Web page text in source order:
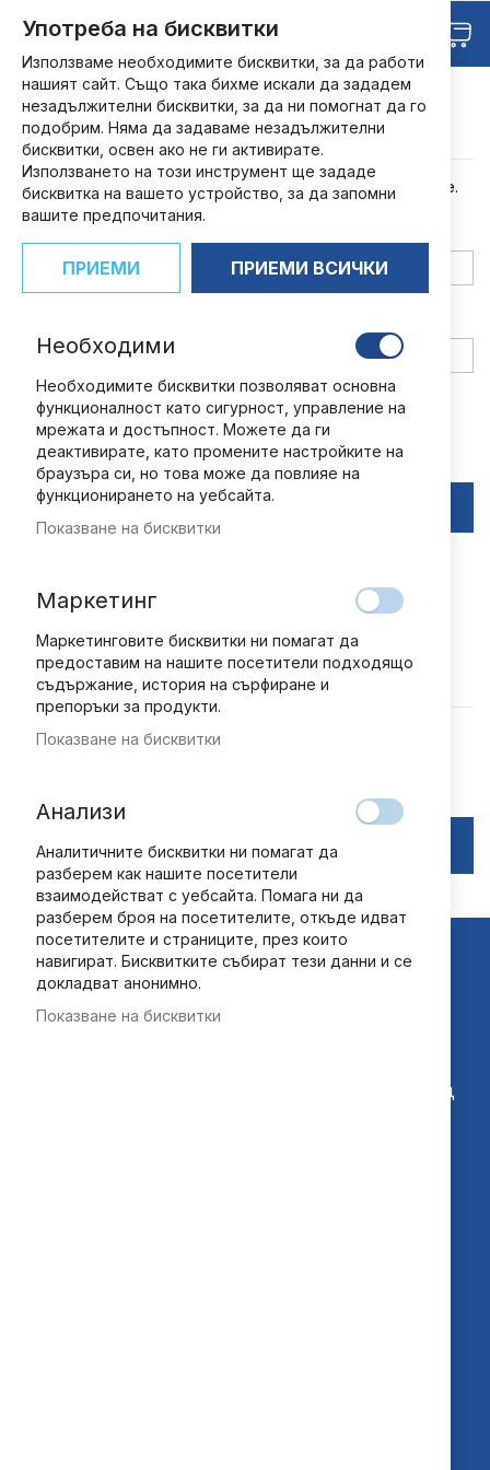
към
съдържанието
Търсене Любими
Вход
Регистрирани потребители
Ако имате профил, използвайте имейла си за да влезете.
Show Password
Запомни ме Какво е това?
ВХОД
Нови клиенти
Регистрацията Ви дава няколко предимства: по-бърза
РЕГИСТРАЦИЯ
София, бул. "Ботевградско шосе" №228, склад
Употреба на бисквитки
Използваме необходимите бисквитки, за да работи
нашият сайт. Също така бихме искали да зададем
незадължителни бисквитки, за да ни помогнат да го
подобрим. Няма да задаваме незадължителни
бисквитки, освен ако не ги активирате.
Използването на този инструмент ще зададе
бисквитка на вашето устройство, за да запомни
вашите предпочитания.
ПРИЕМИ ПРИЕМИ ВСИЧКИ
Необходими
Необходимите бисквитки позволяват основна
функционалност като сигурност, управление на
мрежата и достъпност. Можете да ги
деактивирате, като промените настройките на
браузъра си, но това може да повлияе на
функционирането на уебсайта.
Показване на бисквитки
Маркетинг
Маркетинговите бисквитки ни помагат да
предоставим на нашите посетители подходящо
съдържание, история на сърфиране и
препоръки за продукти.
Показване на бисквитки
Анализи
Аналитичните бисквитки ни помагат да
разберем как нашите посетители
взаимодействат с уебсайта. Помага ни да
разберем броя на посетителите, откъде идват
посетителите и страниците, през които
навигират. Бисквитките събират тези данни и се
докладват анонимно.
Показване на бисквитки